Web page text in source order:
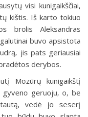
visi kunigaikščiai,
kištis. Iš karto tokiuo
brolis Aleksandras
buvo apsistota
jis pats geriausiai
derybos.
Mozūrų kunigaikštį
gyveno geruoju, o, be
vedė jo seserį